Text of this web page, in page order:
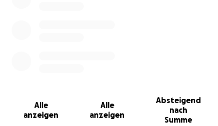
Alle
anzeigen
Alle
anzeigen
Absteigend
nach
Summe